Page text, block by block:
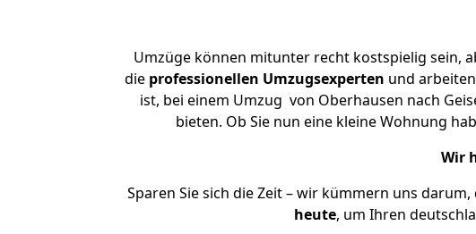
Umzüge können mitunter recht kostspielig sein,
die professionellen Umzugsexperten und
ist, bei einem Umzug von Oberhausen nach
bieten. Ob Sie nun eine kleine Wohnung
Wir
Sparen Sie sich die Zeit – wir kümmern uns
heute, um Ihren